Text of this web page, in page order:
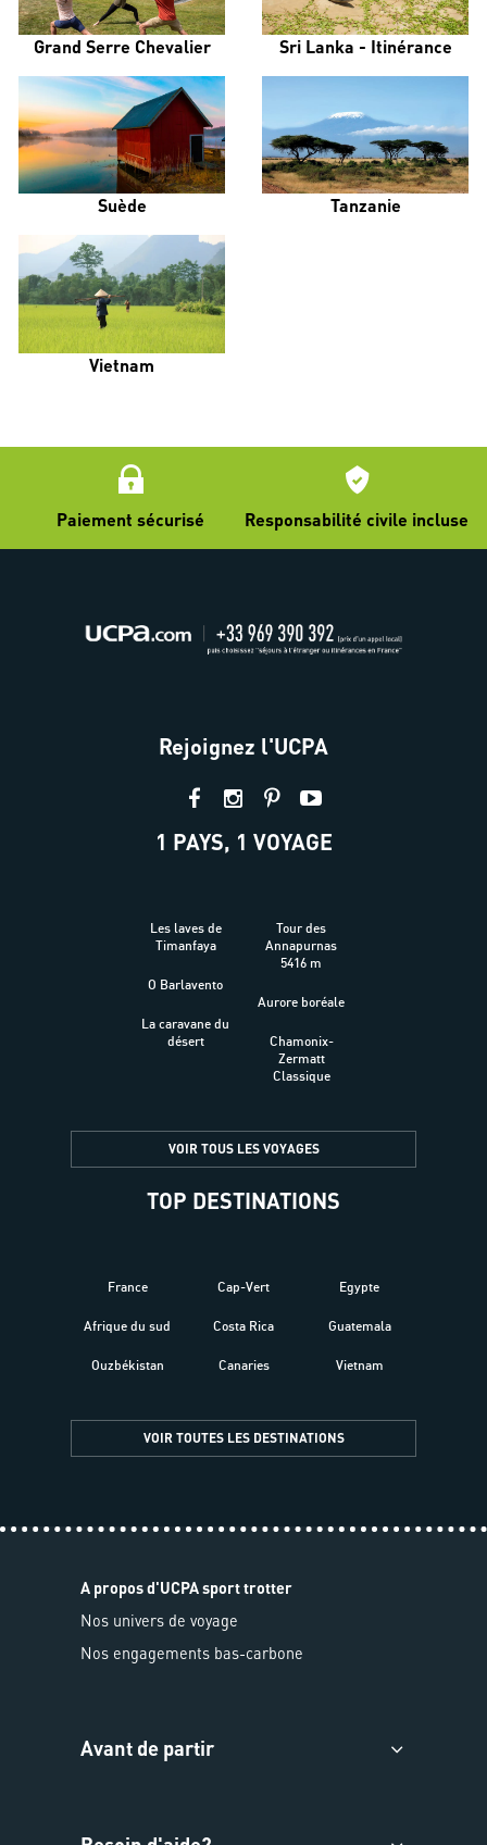
Grand Serre Chevalier Sri Lanka - Itinérance
Suède Tanzanie
Vietnam
Paiement sécurisé Responsabilité civile incluse
Rejoignez l'UCPA
1 PAYS, 1 VOYAGE
Les laves de
Timanfaya
O Barlavento
La caravane du
désert
Tour des
Annapurnas
5416 m
Aurore boréale
Chamonix-
Zermatt
Classique
VOIR TOUS LES VOYAGES
TOP DESTINATIONS
France
Afrique du sud
Ouzbékistan
Cap-Vert
Costa Rica
Canaries
Egypte
Guatemala
Vietnam
VOIR TOUTES LES DESTINATIONS
A propos d'UCPA sport trotter
Nos univers de voyage
Nos engagements bas-carbone
Avant de partir